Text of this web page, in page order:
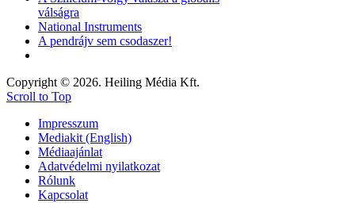
válságra
National Instruments
A pendrájv sem csodaszer!
Copyright © 2026. Heiling Média Kft.
Scroll to Top
Impresszum
Mediakit (English)
Médiaajánlat
Adatvédelmi nyilatkozat
Rólunk
Kapcsolat